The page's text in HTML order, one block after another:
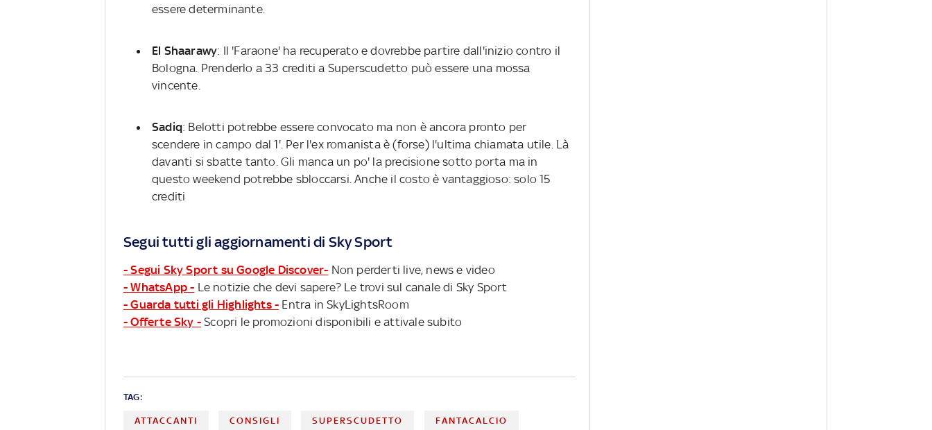
essere determinante.
El Shaarawy: Il 'Faraone' ha recuperato e dovrebbe partire dall'inizio contro il
Bologna. Prenderlo a 33 crediti a Superscudetto può essere una mossa
vincente.
Sadiq: Belotti potrebbe essere convocato ma non è ancora pronto per
scendere in campo dal 1'. Per l'ex romanista è (forse) l'ultima chiamata utile. Là
davanti si sbatte tanto. Gli manca un po' la precisione sotto porta ma in
questo weekend potrebbe sbloccarsi. Anche il costo è vantaggioso: solo 15
crediti
Segui tutti gli aggiornamenti di Sky Sport
- Segui Sky Sport su Google Discover- Non perderti live, news e video
- WhatsApp - Le notizie che devi sapere? Le trovi sul canale di Sky Sport
- Guarda tutti gli Highlights - Entra in SkyLightsRoom
- Offerte Sky - Scopri le promozioni disponibili e attivale subito
TAG:
ATTACCANTI CONSIGLI SUPERSCUDETTO FANTACALCIO